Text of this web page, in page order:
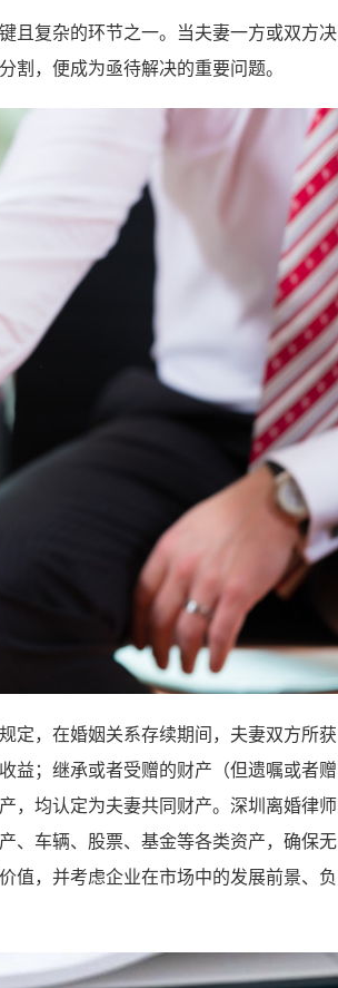
且复杂的环节之一。当夫妻一方或双方决
，便成为亟待解决的重要问题。
，在婚姻关系存续期间，夫妻双方所获
益；继承或者受赠的财产（但遗嘱或者赠
，均认定为夫妻共同财产。深圳离婚律师
、车辆、股票、基金等各类资产，确保无
值，并考虑企业在市场中的发展前景、负